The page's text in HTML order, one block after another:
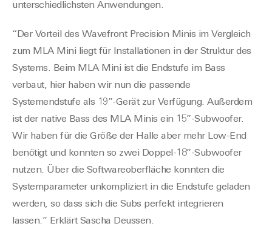
unterschiedlichsten Anwendungen.
“Der Vorteil des WavefrontPrecision Minis im Vergleich
zum MLA Mini liegt für Installationen in der Struktur des
Systems. Beim MLA Mini ist die Endstufe im Bass
verbaut, hier haben wir nun die passende
Systemendstufe als 19”-Gerät zur Verfügung. Außerdem
ist der native Bass des MLA Minis ein 15”-Subwoofer.
Wir haben für die Größe der Halle aber mehr Low-End
benötigt und konnten so zwei Doppel-18”-Subwoofer
nutzen. Über die Softwareoberfläche konnten die
Systemparameter unkompliziert in die Endstufe geladen
werden, so dass sich die Subs perfekt integrieren
lassen.” Erklärt Sascha Deussen.